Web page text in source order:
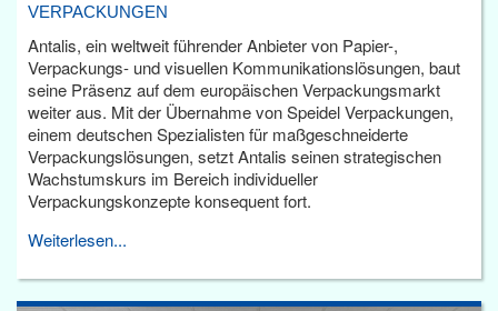
VERPACKUNGEN
Antalis, ein weltweit führender Anbieter von Papier-,
Verpackungs- und visuellen Kommunikationslösungen, baut
seine Präsenz auf dem europäischen Verpackungsmarkt
weiter aus. Mit der Übernahme von Speidel Verpackungen,
einem deutschen Spezialisten für maßgeschneiderte
Verpackungslösungen, setzt Antalis seinen strategischen
Wachstumskurs im Bereich individueller
Verpackungskonzepte konsequent fort.
Weiterlesen...